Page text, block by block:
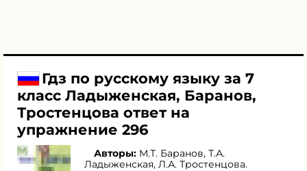
Гдз по русскому языку за 7
класс Ладыженская, Баранов,
Тростенцова ответ на
упражнение 296
Авторы: М.Т. Баранов, Т.А.
Ладыженская, Л.А. Тростенцова.